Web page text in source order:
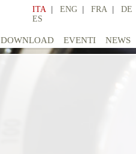
ITA | ENG | FRA | DE
ES
DOWNLOAD EVENTI NEWS